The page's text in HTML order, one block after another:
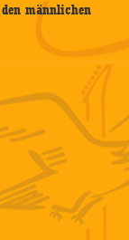
den männlichen